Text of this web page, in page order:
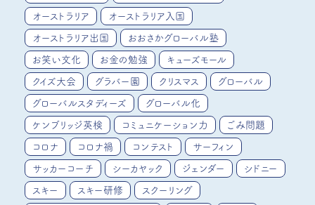
オーストラリア オーストラリア入国
オーストラリア出国 おおさかグローバル塾
お笑い文化 お金の勉強 キューズモール
クイズ大会 グラバー園 クリスマス グローバル
グローバルスタディーズ グローバル化
ケンブリッジ英検 コミュニケーション力 ごみ問題
コロナ コロナ禍 コンテスト サーフィン
サッカーコーチ シーカヤック ジェンダー シドニー
スキー スキー研修 スクーリング